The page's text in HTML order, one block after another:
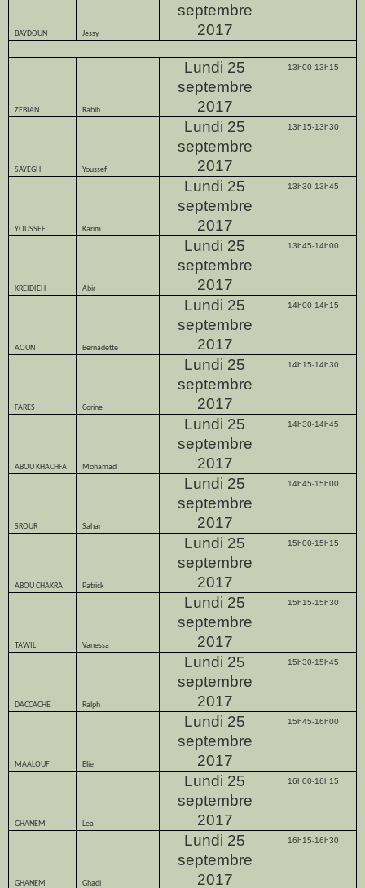
septembre
2017
Jessy
BAYDOUN
13h00-13h15
Lundi 25
septembre
2017
Rabih
ZEBIAN
13h15-13h30
Lundi 25
septembre
2017
Youssef
SAYEGH
13h30-13h45
Lundi 25
septembre
2017
Karim
YOUSSEF
13h45-14h00
Lundi 25
septembre
2017
Abir
KREIDIEH
14h00-14h15
Lundi 25
septembre
2017
Bernadette
AOUN
14h15-14h30
Lundi 25
septembre
2017
Corine
FARES
14h30-14h45
Lundi 25
septembre
2017
Mohamad
ABOU KHACHFA
14h45-15h00
Lundi 25
septembre
2017
Sahar
SROUR
15h00-15h15
Lundi 25
septembre
2017
Patrick
ABOU CHAKRA
15h15-15h30
Lundi 25
septembre
2017
Vanessa
TAWIL
15h30-15h45
Lundi 25
septembre
2017
Ralph
DACCACHE
15h45-16h00
Lundi 25
septembre
2017
Elie
MAALOUF
16h00-16h15
Lundi 25
septembre
2017
Lea
GHANEM
16h15-16h30
Lundi 25
septembre
2017
Ghadi
GHANEM